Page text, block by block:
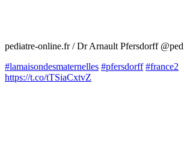
pediatre-online.fr / Dr Arnault Pfersdorff
#lamaisondesmaternelles #pfersdorff #france2
https://t.co/tTSiaCxtvZ